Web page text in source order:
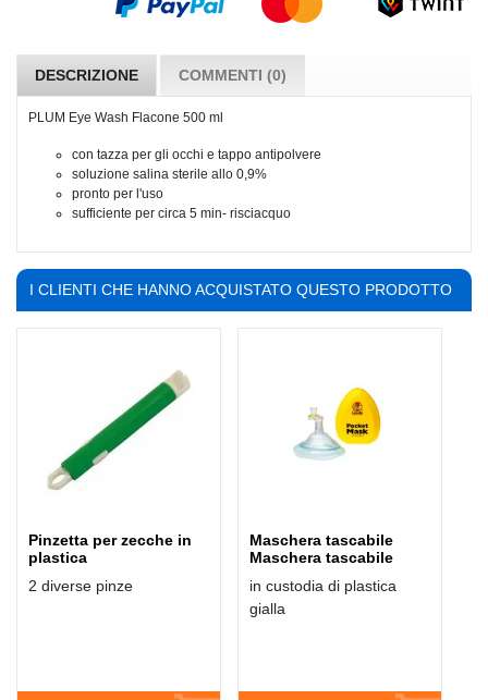
DESCRIZIONE COMMENTI (0)
PLUM Eye Wash Flacone 500 ml
con tazza per gli occhi e tappo antipolvere
soluzione salina sterile allo 0,9%
pronto per l'uso
sufficiente per circa 5 min- risciacquo
I CLIENTI CHE HANNO ACQUISTATO QUESTO PRODOTTO
Pinzetta per zecche in
plastica
2 diverse pinze
Maschera tascabile
Maschera tascabile
in custodia di plastica
gialla